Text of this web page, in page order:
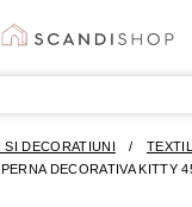
SI DECORATIUNI /
PERNA DECORATIVA KITTY